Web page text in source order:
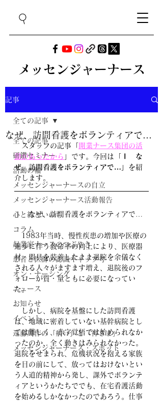
メッセンジャーナース
記事
全ての記事
研鑽セミナー
活動の輪
メッセンジャーナースの自立
メッセンジャーナース活動報告
心と絆といのち
コラム
起業家ナースのつぶやき
患者と医師の認識ギャップ考
オン・ナーシング
ニュース
お知らせ
イベント
遠藤周作の「病い」と「神さま」
メッセンジャーナース・スポット
全ての記事
なぜ、訪問看護をボランティアで…
スタッフの記事「
開業ナース集団の活
動があったから 」です。今回は「
Ⅰ　な
ぜ、訪問看護をボランティアで…」
を紹
介します。
Ⅰ　なぜ、訪問看護をボランティアで…
1983年当時、慢性疾患の増加や医療の
進歩に伴う救命率の向上により、医療器
材・器具を装着したまま退院を余儀なく
される人々がますます増え、退院後のフ
ォローが質・量ともに必要になってい
た。
しかし、病院を基盤にした訪問看護
は、地域に密着していない基幹病院とし
ては難しく、赤字覚悟では始められなか
ったのか、全く動きはみられなかった。
退院をせまられ、危機状況を抱える家族
を目の前にして、放ってはおけないとい
う人道的精神から発し、課外でボランテ
ィアというかたちででも、在宅看護活動
を始めるしかなかったのであろう。仕事